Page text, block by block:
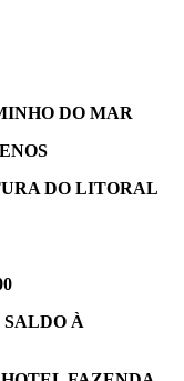
DO MAR
DO LITORAL
À